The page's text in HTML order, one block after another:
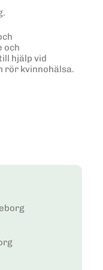
och
hjälp vid
rör kvinnohälsa.